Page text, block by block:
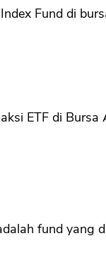
Fund di
ETF di
fund yang